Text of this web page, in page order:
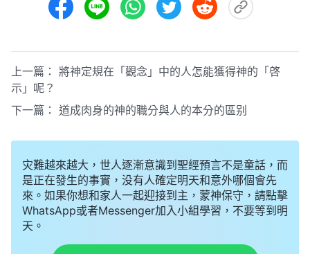
上一篇： 將神定規在「觀念」中的人怎能獲得神的「啓
示」呢？
下一篇： 道成肉身的神的職分與人的本分的區别
灾難越來越大，世人逐漸意識到聖經預言不是童話，而
是正在發生的事實，没有人確定明天和意外哪個會先
來。如果你想和家人一起迎接到主，蒙神保守，請點擊
WhatsApp或者Messenger加入小組學習，不要等到明
天。